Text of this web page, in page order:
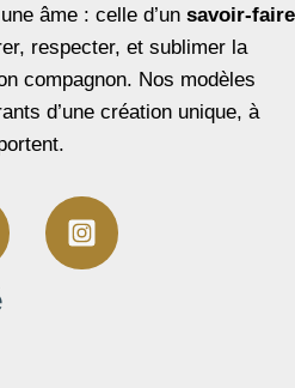
âme : celle d’un savoir-faire
respecter, et sublimer la
compagnon. Nos modèles
d’une création unique, à